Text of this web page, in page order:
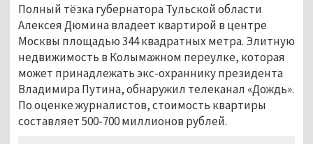
Полный тёзка губернатора Тульской области
Алексея Дюмина владеет квартирой в центре
Москвы площадью 344 квадратных метра. Элитную
недвижимость в Колымажном переулке, которая
может принадлежать экс-охраннику президента
Владимира Путина, обнаружил телеканал «Дождь».
По оценке журналистов, стоимость квартиры
составляет 500-700 миллионов рублей.